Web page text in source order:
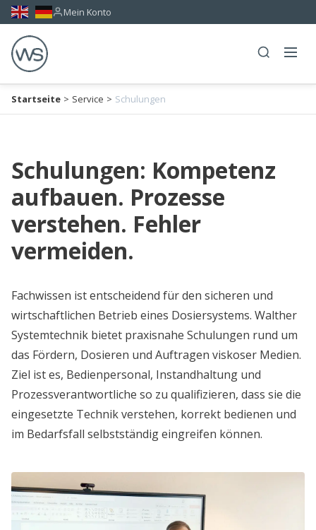
Mein Konto
Startseite > Service > Schulungen
Schulungen: Kompetenz
aufbauen. Prozesse
verstehen. Fehler
vermeiden.
Fachwissen ist entscheidend für den sicheren und
wirtschaftlichen Betrieb eines Dosiersystems. Walther
Systemtechnik bietet praxisnahe Schulungen rund um
das Fördern, Dosieren und Auftragen viskoser Medien.
Ziel ist es, Bedienpersonal, Instandhaltung und
Prozessverantwortliche so zu qualifizieren, dass sie die
eingesetzte Technik verstehen, korrekt bedienen und
im Bedarfsfall selbstständig eingreifen können.